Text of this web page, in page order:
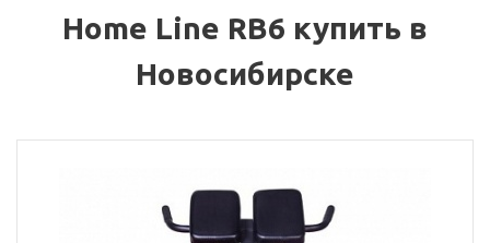
Home Line RB6 купить в
Новосибирске